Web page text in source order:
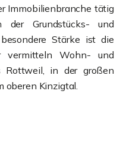
Immobilienbranche tätig
der Grundstücks- und
Stärke ist die
vermitteln Wohn- und
Rottweil, in der großen
oberen Kinzigtal.